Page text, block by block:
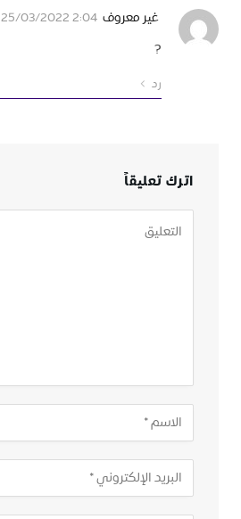
غير معروف 25/03/2022 2:04 ص
?
رد
اترك تعليقاً